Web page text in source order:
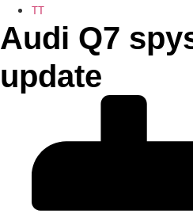
TT
Audi Q7
update